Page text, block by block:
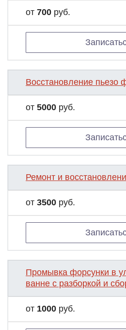
от 700 руб.
Восстановление пьезо
от 5000 руб.
Ремонт и
от 3500 руб.
Промывка форсунки в
ванне с разборкой и
от 1000 руб.